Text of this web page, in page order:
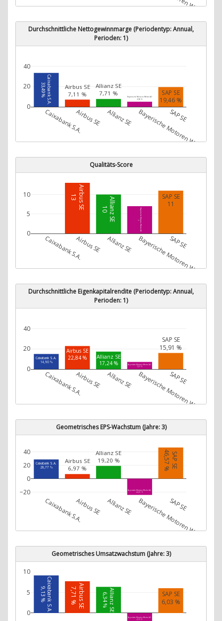
Durchschnittliche Nettogewinnmarge (Periodentyp: Annual,
Perioden: 1)
Caixabank S.A.
33,49 % Airbus SE
7,11 %
Allianz SE
7,71 % Bayerische Motoren Werke AG
4,98 %
SAP SE
19,46 %
Caixabank S.A.Airbus SE Allianz SE Bayerische Motoren Werke AG
SAP SE
0
20
40
Qualitäts-Score
Airbus SE
13 Allianz SE
10 Bayerische Motoren Werke AG
SAP SE
11
Caixabank S.A.Airbus SE Allianz SE Bayerische Motoren Werke AG
SAP SE
0
5
10
Durchschnittliche Eigenkapitalrendite (Periodentyp: Annual,
Perioden: 1)
Caixabank S.A.
14,90 %
Airbus SE
22,84 % Allianz SE
17,24 %
Bayerische Motoren Werke AG
7,07 %
SAP SE
15,91 %
Caixabank S.A.Airbus SE Allianz SE Bayerische Motoren Werke AG
SAP SE
0
20
40
Geometrisches EPS-Wachstum (Jahre: 3)
Caixabank S.A.
28,77 %
Airbus SE
6,97 %
Allianz SE
19,20 %
Bayerische Motoren Werke AG
-24,21 %
SAP SE
46,57 %
Caixabank S.A.Airbus SE Allianz SE Bayerische Motoren Werke AG
SAP SE
−20
0
20
40
Geometrisches Umsatzwachstum (Jahre: 3)
Caixabank S.A.
9,13 % Airbus SE
7,71 % Allianz SE
6,34 %
Bayerische Motoren Werke AG
-2,19 %
SAP SE
6,03 %
0
5
10